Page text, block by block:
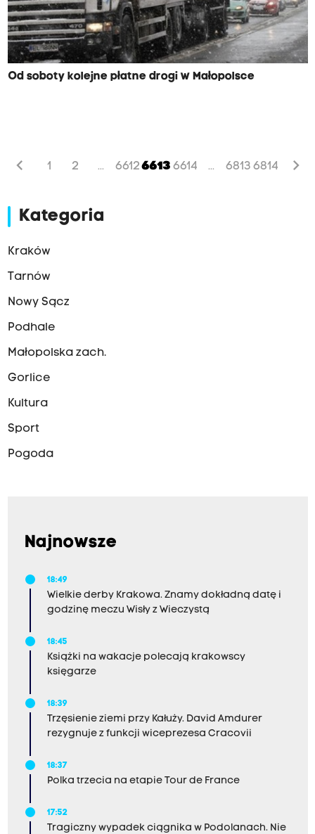
Od soboty kolejne płatne drogi w Małopolsce
chevron_left 1 2 ... 6612 6613 6614 ... 6813 6814 chevron_right
Kategoria
Kraków
Tarnów
Nowy Sącz
Podhale
Małopolska zach.
Gorlice
Kultura
Sport
Pogoda
Najnowsze
18:49
Wielkie derby Krakowa. Znamy dokładną datę i
godzinę meczu Wisły z Wieczystą
18:45
Książki na wakacje polecają krakowscy
księgarze
18:39
Trzęsienie ziemi przy Kałuży. David Amdurer
rezygnuje z funkcji wiceprezesa Cracovii
18:37
Polka trzecia na etapie Tour de France
17:52
Tragiczny wypadek ciągnika w Podolanach. Nie